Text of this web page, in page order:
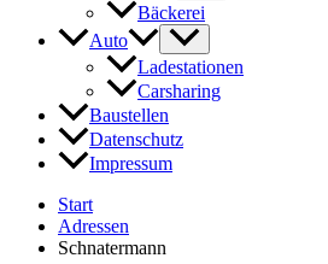
Bäckerei
Auto
Ladestationen
Carsharing
Baustellen
Datenschutz
Impressum
Start
Adressen
Schnatermann